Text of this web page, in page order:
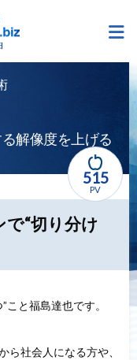
解像度を上げる
515
PV
“切り分け
こと福島達也です。
ら社会人になる方や、